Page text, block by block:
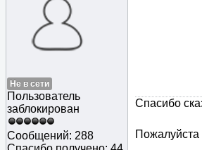
Не в сети
Пользователь
заблокирован
Сообщений: 288
Спасибо
Пожалуйста